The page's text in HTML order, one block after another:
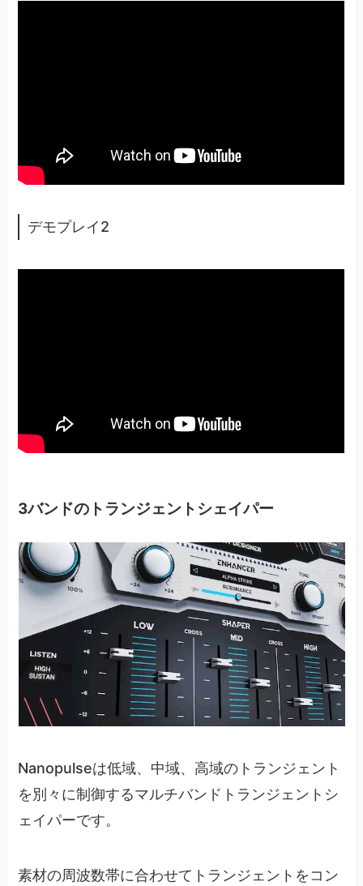
デモプレイ2
3バンドのトランジェントシェイパー
Nanopulseは低域、中域、高域のトランジェント
を別々に制御するマルチバンドトランジェントシ
ェイパーです。
素材の周波数帯に合わせてトランジェントをコン